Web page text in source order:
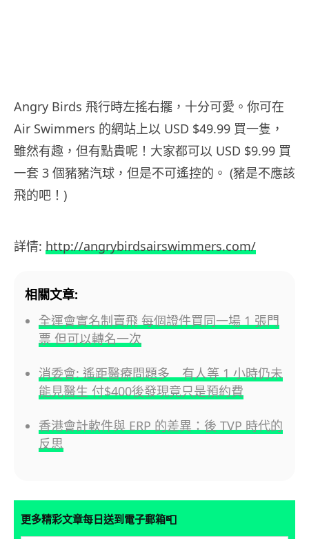
Angry Birds 飛行時左搖右擺，十分可愛。你可在
Air Swimmers 的網站上以 USD $49.99 買一隻，
雖然有趣，但有點貴呢！大家都可以 USD $9.99 買
一套 3 個豬豬汽球，但是不可遙控的。 (豬是不應該
飛的吧！)
詳情: http://angrybirdsairswimmers.com/
相關文章:
全運會實名制賣飛 每個證件買同一場 1 張門
票 但可以轉名一次
消委會: 遙距醫療問題多 有人等 1 小時仍未
能見醫生 付$400後發現竟只是預約費
香港會計軟件與 ERP 的差異：後 TVP 時代的
反思
更多精彩文章每日送到電子郵箱📮